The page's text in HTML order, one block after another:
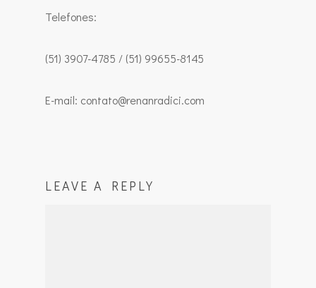
Telefones:
(51) 3907-4785 / (51) 99655-8145
E-mail: contato@renanradici.com
LEAVE A REPLY